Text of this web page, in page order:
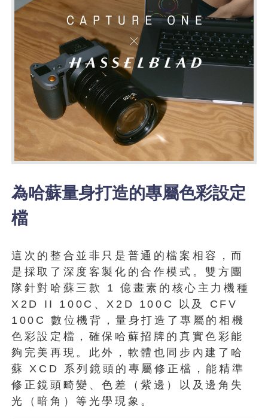
為哈蘇量身打造的專屬色彩設定
檔
這次的整合並非只是普通的檔案相容，而
是採取了深度客製化的合作模式。雙方團
隊針對哈蘇三款 1 億畫素的核心主力機種
X2D II 100C、X2D 100C 以及 CFV
100C 數位機背，量身打造了專屬的相機
色彩設定檔，確保哈蘇招牌的真實色彩能
夠完美再現。此外，軟體也同步內建了哈
蘇 XCD 系列鏡頭的專屬修正檔，能精準
修正鏡頭畸變、色差（紫邊）以及邊角失
光（暗角）等光學現象。